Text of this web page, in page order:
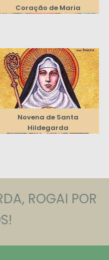
Coração de Maria
Novena de Santa
Hildegarda
ROGAI POR